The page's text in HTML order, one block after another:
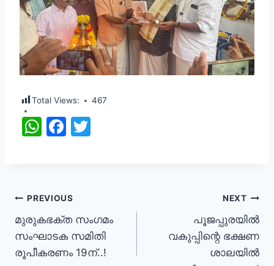
Total Views: 467
W
A
p
p
F
b
o
o
PREVIOUS
മുരുകഭക്ത സംഗമം
സംഘാടക സമിതി
രൂപീകരണം 19ന്..!
NEXT
പൂജപ്പുരയിൽ
വകുപ്പിന്റെ ഭക്ഷണ
ശാലയിൽ